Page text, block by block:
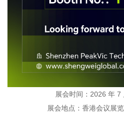
展会时间：2026 年 7
展会地点：香港会议展